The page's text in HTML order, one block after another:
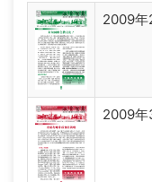
2009年
2009